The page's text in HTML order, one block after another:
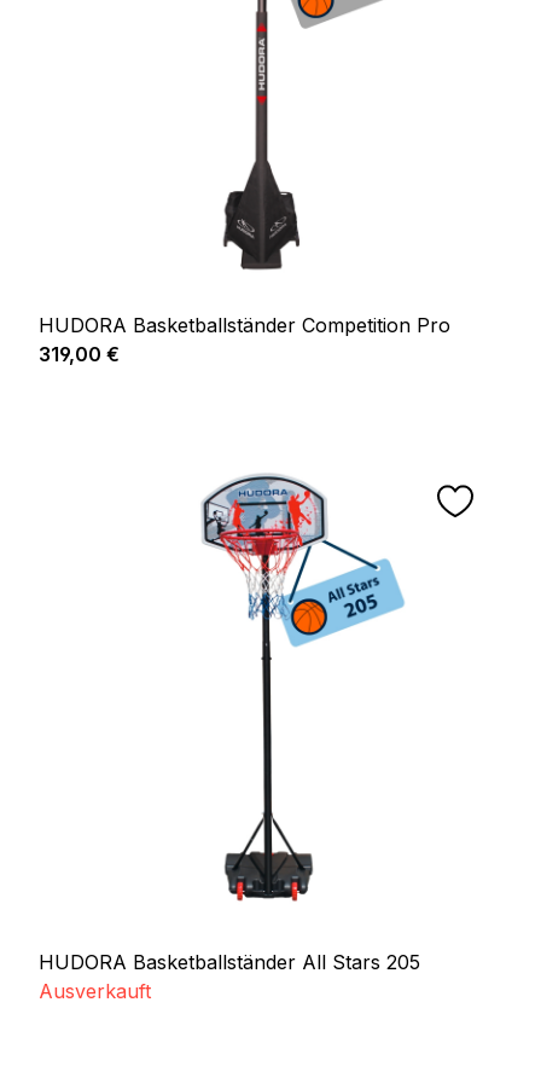
HUDORA Basketballständer Competition Pro
Regulärer Preis:
319,00 €
HUDORA Basketballständer All Stars 205
Ausverkauft